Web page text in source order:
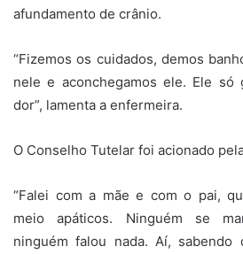
afundamento de crânio.
“Fizemos os cuidados, demos
nele e aconchegamos ele. Ele
dor”, lamenta a enfermeira.
O Conselho Tutelar foi acionado
“Falei com a mãe e com o pai,
meio apáticos. Ninguém se
ninguém falou nada. Aí,